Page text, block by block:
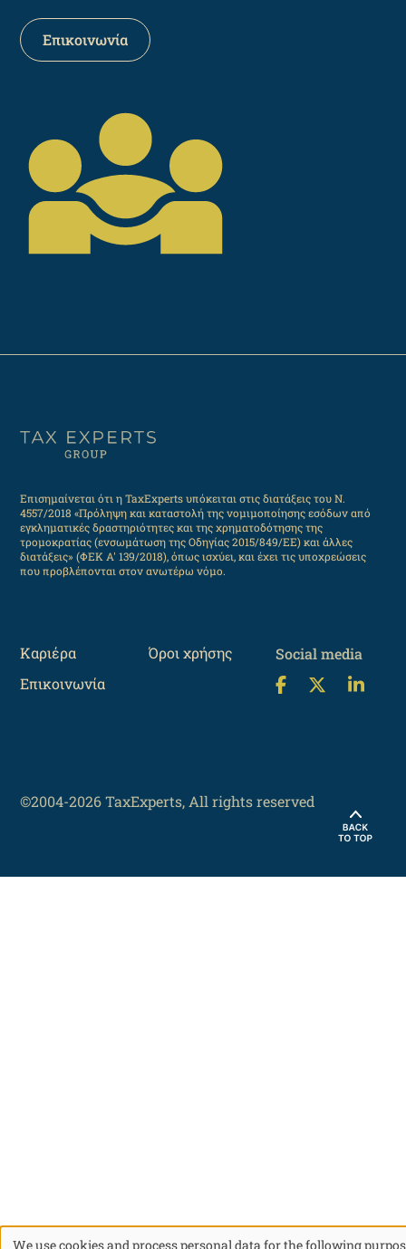
Επικοινωνία
Επισημαίνεται ότι η TaxExperts υπόκειται στις διατάξεις του Ν.
4557/2018 «Πρόληψη και καταστολή της νομιμοποίησης εσόδων από
εγκληματικές δραστηριότητες και της χρηματοδότησης της
τρομοκρατίας (ενσωμάτωση της Οδηγίας 2015/849/ΕΕ) και άλλες
διατάξεις» (ΦΕΚ Α' 139/2018), όπως ισχύει, και έχει τις υποχρεώσεις
που προβλέπονται στον ανωτέρω νόμο.
Καριέρα
Επικοινωνία
Όροι χρήσης Social media
©2004-2026 TaxExperts, All rights reserved
We use cookies and process personal data for the following